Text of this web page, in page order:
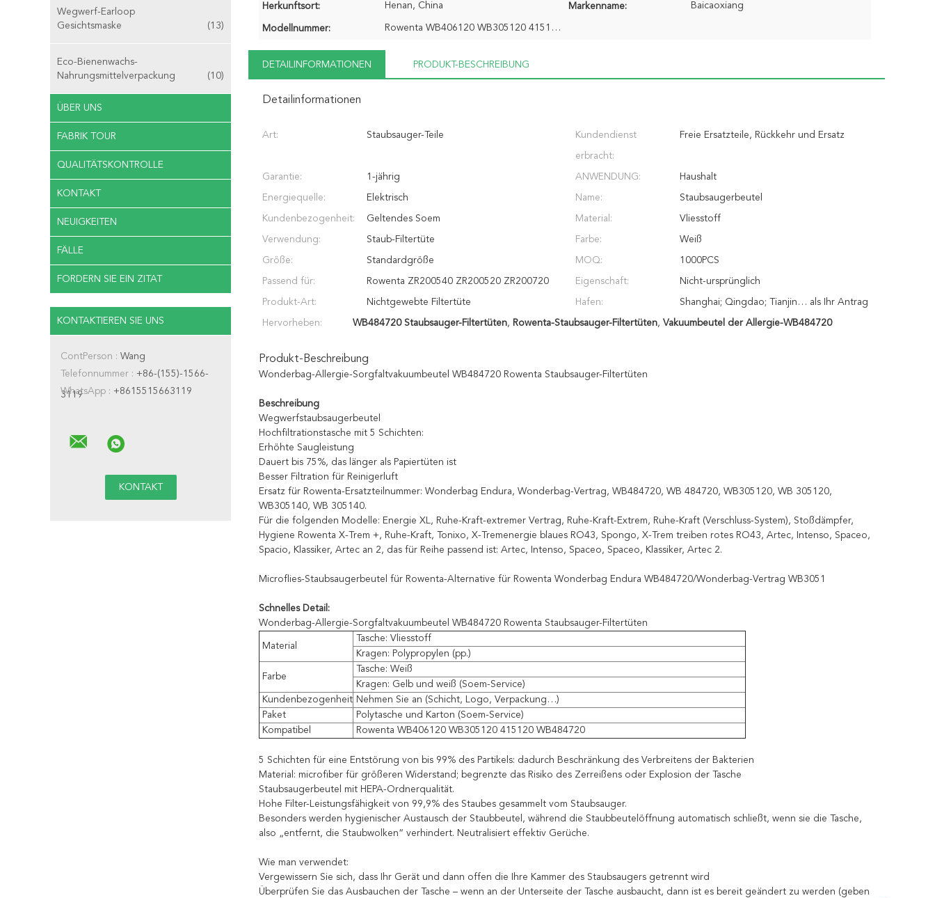
Wegwerf-Earloop
Gesichtsmaske
(13)
Eco-Bienenwachs-
Nahrungsmittelverpackung
(10)
ÜBER UNS
FABRIK TOUR
QUALITÄTSKONTROLLE
KONTAKT
NEUIGKEITEN
FÄLLE
FORDERN SIE EIN ZITAT
KONTAKTIEREN SIE UNS
ContPerson : Wang
Telefonnummer : +86-(155)-1566-
3119
WhatsApp : +8615515663119
Herkunftsort: Henan, China Markenname: Baicaoxiang
Modellnummer: Rowenta WB406120 WB305120 415120
DETAILINFORMATIONEN PRODUKT-BESCHREIBUNG
Detailinformationen
Art: Staubsauger-Teile Kundendienst
erbracht:
Freie Ersatzteile, Rückkehr und Ersatz
Garantie: 1-jährig ANWENDUNG: Haushalt
Energiequelle: Elektrisch Name: Staubsaugerbeutel
Kundenbezogenheit: Geltendes Soem Material: Vliesstoff
Verwendung: Staub-Filtertüte Farbe: Weiß
Größe: Standardgröße MOQ: 1000PCS
Passend für: Rowenta ZR200540 ZR200520 ZR200720 Eigenschaft: Nicht-ursprünglich
Produkt-Art: Nichtgewebte Filtertüte Hafen: Shanghai; Qingdao; Tianjin… als Ihr Antrag
Hervorheben: WB484720 Staubsauger-Filtertüten, Rowenta-Staubsauger-Filtertüten, Vakuumbeutel der Allergie-WB484720
Produkt-Beschreibung
Wonderbag-Allergie-Sorgfaltvakuumbeutel WB484720 Rowenta Staubsauger-Filtertüten
Beschreibung
Wegwerfstaubsaugerbeutel
Hochfiltrationstasche mit 5 Schichten:
Erhöhte Saugleistung
Dauert bis 75%, das länger als Papiertüten ist
Besser Filtration für Reinigerluft
Ersatz für Rowenta-Ersatzteilnummer: Wonderbag Endura, Wonderbag-Vertrag, WB484720, WB 484720, WB305120, WB 305120,
WB305140, WB 305140.
Für die folgenden Modelle: Energie XL, Ruhe-Kraft-extremer Vertrag, Ruhe-Kraft-Extrem, Ruhe-Kraft (Verschluss-System), Stoßdämpfer,
Hygiene Rowenta X-Trem +, Ruhe-Kraft, Tonixo, X-Tremenergie blaues RO43, Spongo, X-Trem treiben rotes RO43, Artec, Intenso, Spaceo,
Spacio, Klassiker, Artec an 2, das für Reihe passend ist: Artec, Intenso, Spaceo, Spaceo, Klassiker, Artec 2.
Microflies-Staubsaugerbeutel für Rowenta-Alternative für Rowenta Wonderbag Endura WB484720/Wonderbag-Vertrag WB3051
Schnelles Detail:
Wonderbag-Allergie-Sorgfaltvakuumbeutel WB484720 Rowenta Staubsauger-Filtertüten
Material
Tasche: Vliesstoff
Kragen: Polypropylen (pp.)
Farbe
Tasche: Weiß
Kragen: Gelb und weiß (Soem-Service)
Kundenbezogenheit Nehmen Sie an (Schicht, Logo, Verpackung…)
Paket
Polytasche und Karton (Soem-Service)
Kompatibel
Rowenta WB406120 WB305120 415120 WB484720
5 Schichten für eine Entstörung von bis 99% des Partikels: dadurch Beschränkung des Verbreitens der Bakterien
Material: microfiber für größeren Widerstand; begrenzte das Risiko des Zerreißens oder Explosion der Tasche
Staubsaugerbeutel mit HEPA-Ordnerqualität.
Hohe Filter-Leistungsfähigkeit von 99,9% des Staubes gesammelt vom Staubsauger.
Besonders werden hygienischer Austausch der Staubbeutel, während die Staubbeutelöffnung automatisch schließt, wenn sie die Tasche,
also „entfernt, die Staubwolken“ verhindert. Neutralisiert effektiv Gerüche.
Wie man verwendet:
Vergewissern Sie sich, dass Ihr Gerät und dann offen die Ihre Kammer des Staubsaugers getrennt wird
Überprüfen Sie das Ausbauchen der Tasche – wenn an der Unterseite der Tasche ausbaucht, dann ist es bereit geändert zu werden (geben